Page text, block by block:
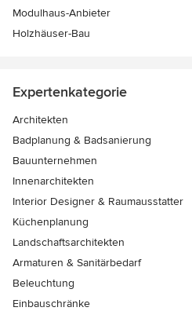
Modulhaus-Anbieter
Holzhäuser-Bau
Expertenkategorie
Architekten
Badplanung & Badsanierung
Bauunternehmen
Innenarchitekten
Interior Designer & Raumausstatter
Küchenplanung
Landschaftsarchitekten
Armaturen & Sanitärbedarf
Beleuchtung
Einbauschränke